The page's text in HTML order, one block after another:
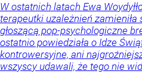
W ostatnich latach Ewa
terapeutki uzależnień
głoszącą pop-psychologiczne
ostatnio powiedziała o Idze
kontrowersyjne, ani
wszyscy udawali, że tego nie